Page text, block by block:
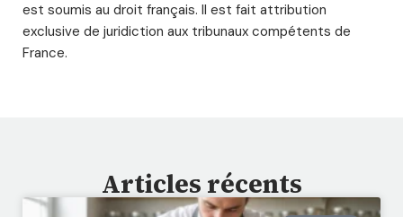
est soumis au droit français. Il est fait attribution
exclusive de juridiction aux tribunaux compétents de
France.
Articles récents